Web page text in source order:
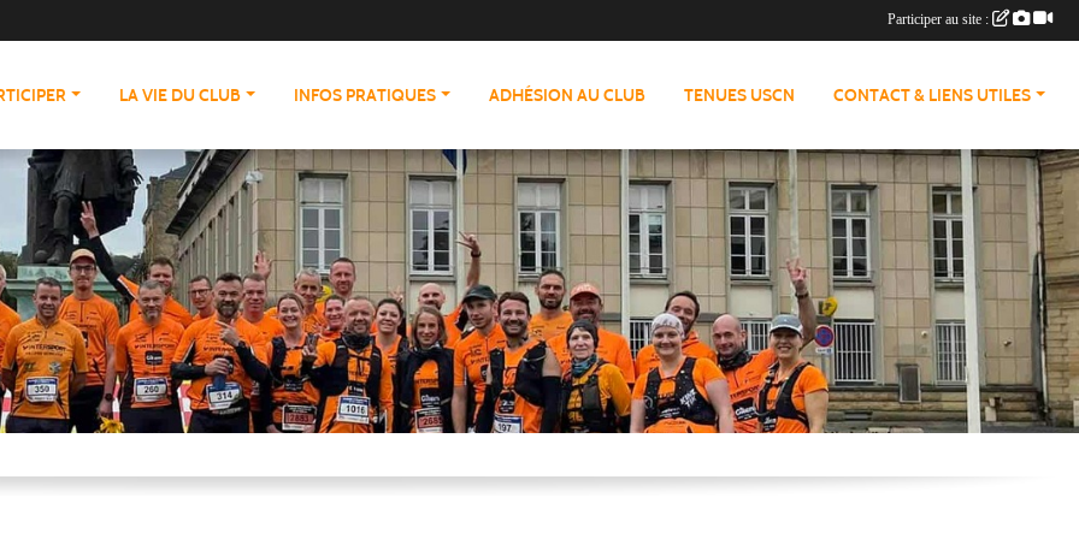
LA VIE DU CLUB INFOS PRATIQUES ADHÉSION AU CLUB TENUES USCN CONTACT & LIENS UTILES
Participer au site :